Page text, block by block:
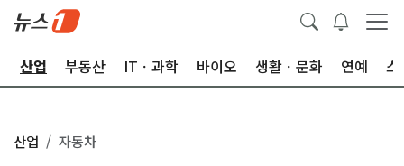
산업 부동산 ITㆍ과학 바이오 생활ㆍ문화 연예 스
산업 자동차